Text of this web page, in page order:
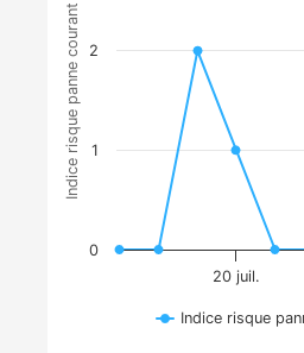
Indice risque panne courant
20 juil.
0
1
2
Indice risque